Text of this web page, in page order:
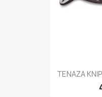
TENAZA